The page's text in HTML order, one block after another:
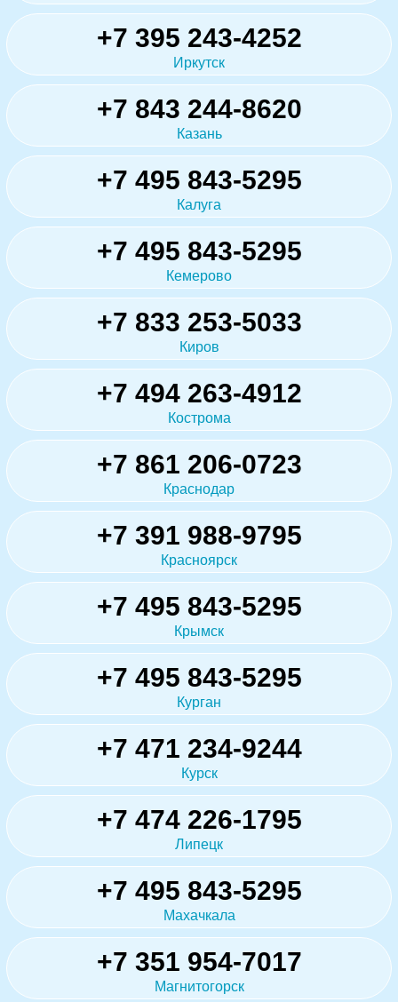
+7 395 243-4252
Иркутск
+7 843 244-8620
Казань
+7 495 843-5295
Калуга
+7 495 843-5295
Кемерово
+7 833 253-5033
Киров
+7 494 263-4912
Кострома
+7 861 206-0723
Краснодар
+7 391 988-9795
Красноярск
+7 495 843-5295
Крымск
+7 495 843-5295
Курган
+7 471 234-9244
Курск
+7 474 226-1795
Липецк
+7 495 843-5295
Махачкала
+7 351 954-7017
Магнитогорск